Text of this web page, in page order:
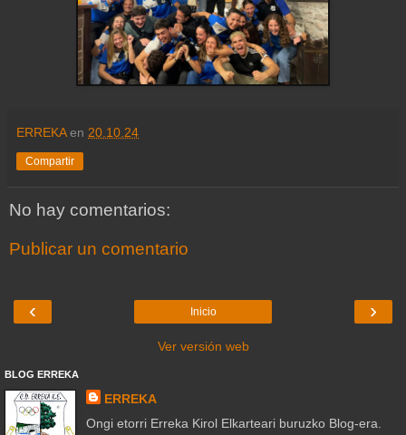
ERREKA en 20.10.24
Compartir
No hay comentarios:
Publicar un comentario
‹ ›
Inicio
Ver versión web
BLOG ERREKA
ERREKA
Ongi etorri Erreka Kirol Elkarteari buruzko Blog-era.